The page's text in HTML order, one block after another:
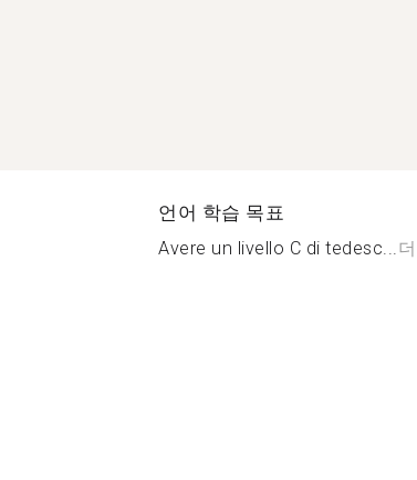
언어 학습 목표
Avere un livello C di tedesc...